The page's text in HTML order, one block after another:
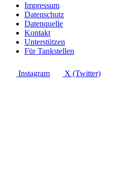
Impressum
Datenschutz
Datenquelle
Kontakt
Unterstützen
Für Tankstellen
Instagram X (Twitter)